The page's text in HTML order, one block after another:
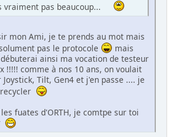
vraiment pas beaucoup...
mon Ami, je te prends au mot mais
pas le protocole
mais
ainsi ma vocation de testeur
!!!!! comme à nos 10 ans, on voulait
Tilt, Gen4 et j'en passe .... je
fuates d'ORTH, je comtpe sur toi